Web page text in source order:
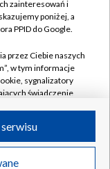
w likwidacji
zainteresowań i
poniżej, a
PPID do Google.
przez Ciebie naszych
w tym informacje
sygnalizatory
świadczenie
przez Ciebie